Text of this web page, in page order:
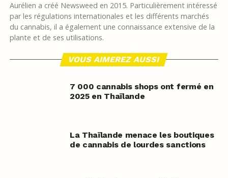
Aurélien a créé Newsweed en 2015. Particulièrement intéressé
par les régulations internationales et les différents marchés
du cannabis, il a également une connaissance extensive de la
plante et de ses utilisations.
VOUS AIMEREZ AUSSI
7 000 cannabis shops ont fermé en
2025 en Thaïlande
La Thaïlande menace les boutiques
de cannabis de lourdes sanctions